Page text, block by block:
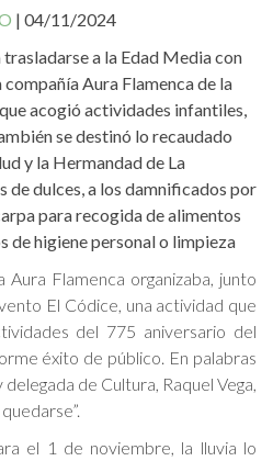
| 04/11/2024
trasladarse a la Edad Media con
Aura Flamenca de la
acogió actividades infantiles,
se destinó lo recaudado
y la Hermandad de La
de dulces, a los damnificados por
para recogida de alimentos
de higiene personal o limpieza
Aura Flamenca organizaba, junto
El Códice, una actividad que
del 775 aniversario del
éxito de público. En palabras
de Cultura, Raquel Vega,
el 1 de noviembre, la lluvia lo